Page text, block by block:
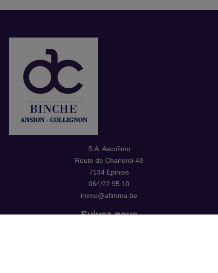
S.A. Ascofimo
Route de Charleroi 48
7134 Epinois
064/22 95 10
immo@afimma.be
Suivez-nous